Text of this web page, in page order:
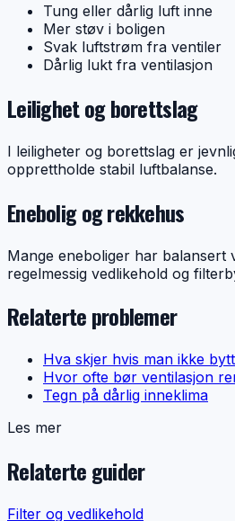
Tung eller dårlig luft inne
Mer støv i boligen
Svak luftstrøm fra ventiler
Dårlig lukt fra ventilasjon
Leilighet og borettslag
I leiligheter og borettslag er
opprettholde stabil luftbalanse.
Enebolig og rekkehus
Mange eneboliger har balansert
regelmessig vedlikehold og
Relaterte problemer
Hva skjer hvis man ikke
Hvor ofte bør ventilasjon
Tegn på dårlig inneklima
Les mer
Relaterte guider
Filter og vedlikehold